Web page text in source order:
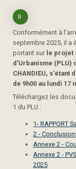
Conformément à
septembre 2025, il a
portant sur le projet
d'Urbanisme (PLU)
CHANDIEU,
de 9h00 au lundi 17
Téléchargez les
1 du PLU :
1- RAPPORT
2 -
Annexe 2 -
Annexe 2 -
2025